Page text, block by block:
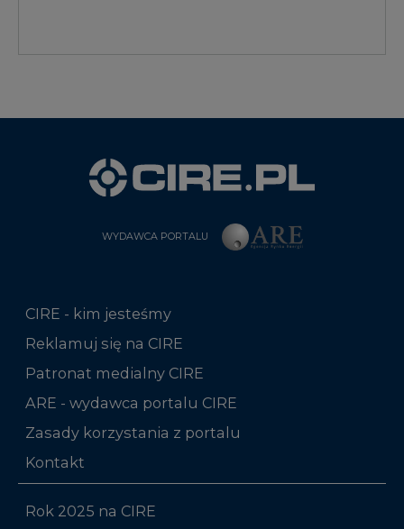
WYDAWCA PORTALU
CIRE - kim jesteśmy
Reklamuj się na CIRE
Patronat medialny CIRE
ARE - wydawca portalu CIRE
Zasady korzystania z portalu
Kontakt
Rok 2025 na CIRE